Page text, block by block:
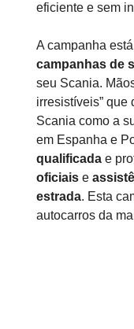
eficiente e sem
A campanha
campanhas de
seu Scania.
irresistíveis” que
Scania como a
em Espanha e
qualificada e
oficiais e
estrada. Esta
autocarros da